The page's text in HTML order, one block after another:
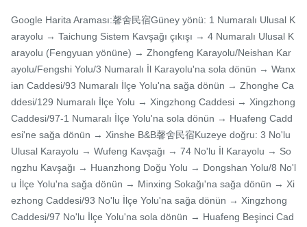
Google Harita Araması:馨舍民宿Güney yönü: 1 Numaralı Ulusal K
arayolu → Taichung Sistem Kavşağı çıkışı → 4 Numaralı Ulusal K
arayolu (Fengyuan yönüne) → Zhongfeng Karayolu/Neishan Kar
ayolu/Fengshi Yolu/3 Numaralı İl Karayolu'na sola dönün → Wanx
ian Caddesi/93 Numaralı İlçe Yolu'na sağa dönün → Zhonghe Ca
ddesi/129 Numaralı İlçe Yolu → Xingzhong Caddesi → Xingzhong
Caddesi/97-1 Numaralı İlçe Yolu'na sola dönün → Huafeng Cadd
esi'ne sağa dönün → Xinshe B&B馨舍民宿Kuzeye doğru: 3 No'lu
Ulusal Karayolu → Wufeng Kavşağı → 74 No'lu İl Karayolu → So
ngzhu Kavşağı → Huanzhong Doğu Yolu → Dongshan Yolu/8 No'l
u İlçe Yolu'na sağa dönün → Minxing Sokağı'na sağa dönün → Xi
ezhong Caddesi/93 No'lu İlçe Yolu'na sağa dönün → Xingzhong
Caddesi/97 No'lu İlçe Yolu'na sola dönün → Huafeng Beşinci Cad